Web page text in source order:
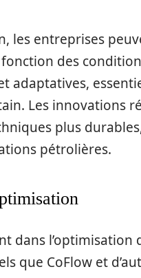
les entreprises
des
adaptatives,
Les innovations
plus
pétrolières.
dans l’optimisation
que CoFlow et